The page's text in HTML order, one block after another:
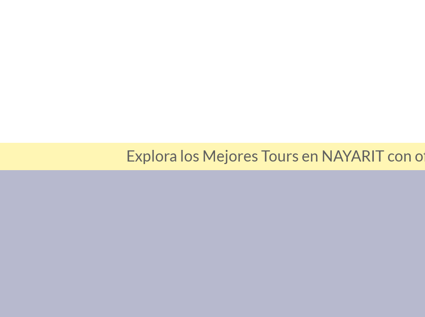
Explora los Mejores Tours en NAYARIT con